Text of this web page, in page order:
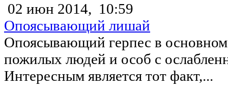
02 июн 2014, 10:59
Опоясывающий лишай
Опоясывающий герпес в основном
пожилых людей и особ с
Интересным является тот факт,...